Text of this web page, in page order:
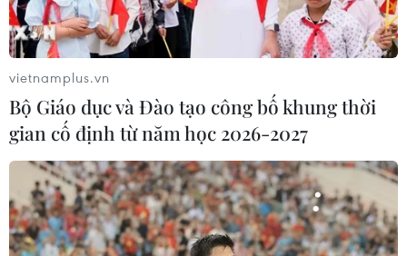
tế xanh, kinh tế số, logistics, đổi mới công nghệ
và chuỗi cung ứng.
Bốn là, thúc đẩy giao lưu nhân văn, tăng cường
hợp tác trong các lĩnh vực văn hóa, nghệ thuật
giáo dục, du lịch, y tế, thể thao và thanh niên.
Trong khuôn khổ hội chợ, Phó Thủ tướng Trần
Hồng Hà cũng đã đến thăm Gian hàng trưng
bày các mặt hàng thế mạnh của Việt Nam.
CSA Expo là sự kiện kinh tế chính trị quan trọng
vietnamplus.vn
Bộ Giáo dục và Đào tạo công bố khung thời
gian cố định từ năm học 2026-2027